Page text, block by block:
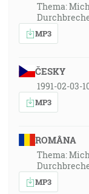
Thema:
MP3
ČESKY
1991-02-03-
MP3
ROMÂNA
Thema:
MP3